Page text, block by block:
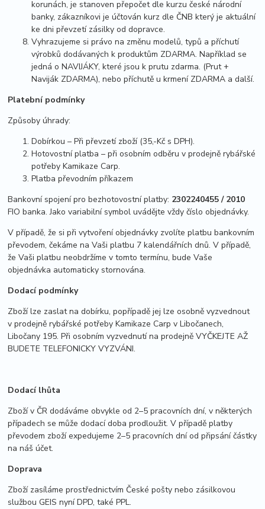
korunách, je stanoven přepočet dle kurzu české národní
banky, zákazníkovi je účtován kurz dle ČNB který je aktuální
ke dni převzetí zásilky od dopravce.
Vyhrazujeme si právo na změnu modelů, typů a příchutí
výrobků dodávaných k produktům ZDARMA. Například se
jedná o NAVIJÁKY, které jsou k prutu zdarma. (Prut +
Naviják ZDARMA), nebo příchutě u krmení ZDARMA a další.
Platební podmínky
Způsoby úhrady:
Dobírkou – Při převzetí zboží (35,-Kč s DPH).
Hotovostní platba – při osobním odběru v prodejně rybářské
potřeby Kamikaze Carp.
Platba převodním příkazem
Bankovní spojení pro bezhotovostní platby: 2302240455 / 2010
FIO banka. Jako variabilní symbol uvádějte vždy číslo objednávky.
V případě, že si při vytvoření objednávky zvolíte platbu bankovním
převodem, čekáme na Vaši platbu 7 kalendářních dnů. V případě,
že Vaši platbu neobdržíme v tomto termínu, bude Vaše
objednávka automaticky stornována.
Dodací podmínky
Zboží lze zaslat na dobírku, popřípadě jej lze osobně vyzvednout
v prodejně rybářské potřeby Kamikaze Carp v Libočanech,
Libočany 195. Při osobním vyzvednutí na prodejně VYČKEJTE AŽ
BUDETE TELEFONICKY VYZVÁNI.
Dodací lhůta
Zboží v ČR dodáváme obvykle od 2–5 pracovních dní, v některých
případech se může dodací doba prodloužit. V případě platby
převodem zboží expedujeme 2–5 pracovních dní od připsání částky
na náš účet.
Doprava
Zboží zasíláme prostřednictvím České pošty nebo zásilkovou
službou GEIS nyní DPD, také PPL.